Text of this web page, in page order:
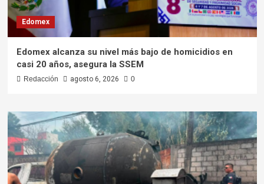
Edomex
Edomex alcanza su nivel más bajo de homicidios en
casi 20 años, asegura la SSEM
Redacción agosto 6, 2026 0